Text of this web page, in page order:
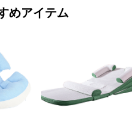
めアイテム